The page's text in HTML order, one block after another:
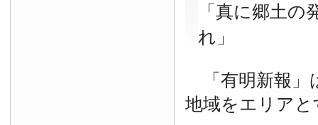
「真に郷土の
れ」
「有明新報」
地域をエリア